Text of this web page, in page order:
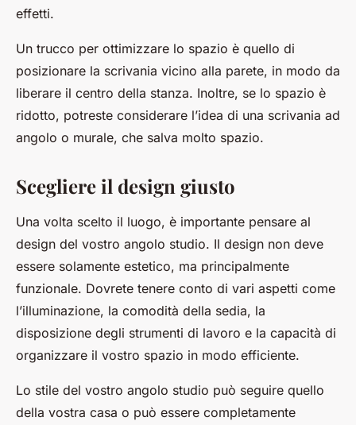
effetti.
Un trucco per ottimizzare lo spazio è quello di
posizionare la scrivania vicino alla parete, in modo da
liberare il centro della stanza. Inoltre, se lo spazio è
ridotto, potreste considerare l’idea di una scrivania ad
angolo o murale, che salva molto spazio.
Scegliere il design giusto
Una volta scelto il luogo, è importante pensare al
design del vostro angolo studio. Il design non deve
essere solamente estetico, ma principalmente
funzionale. Dovrete tenere conto di vari aspetti come
l’illuminazione, la comodità della sedia, la
disposizione degli strumenti di lavoro e la capacità di
organizzare il vostro spazio in modo efficiente.
Lo stile del vostro angolo studio può seguire quello
della vostra casa o può essere completamente